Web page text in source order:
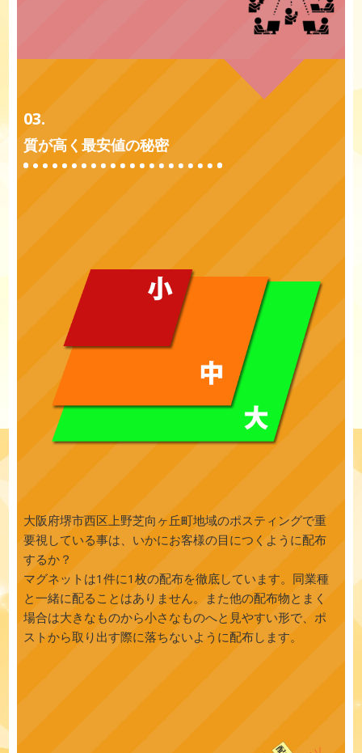
03.
質が高く最安値の秘密
大阪府堺市西区上野芝向ヶ丘町地域のポスティングで重
要視している事は、いかにお客様の目につくように配布
するか？
マグネットは1件に1枚の配布を徹底しています。同業種
と一緒に配ることはありません。また他の配布物とまく
場合は大きなものから小さなものへと見やすい形で、ポ
ストから取り出す際に落ちないように配布します。